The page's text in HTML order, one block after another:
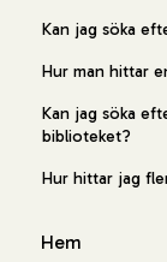
Kan jag söka
Hur man hittar
Kan jag söka
biblioteket?
Hur hittar jag
Hem